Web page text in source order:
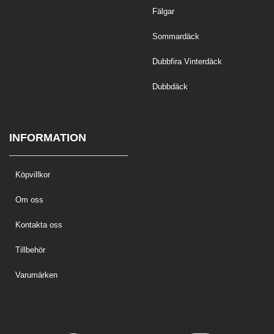
Fälgar
Sommardäck
Dubbfira Vinterdäck
Dubbdäck
INFORMATION
Köpvillkor
Om oss
Kontakta oss
Tillbehör
Varumärken